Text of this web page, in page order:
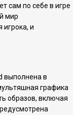
сам по себе в игре
мир
и
выполнена в
графика
образов, включая